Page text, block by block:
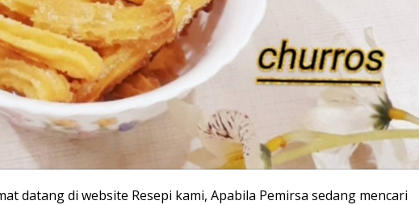
datang di website Resepi kami, Apabila Pemirsa sedang mencari